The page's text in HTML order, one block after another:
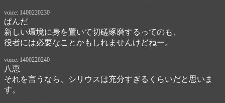
voice: 1400220230
ぱんだ
新しい環境に身を置いて切磋琢磨するってのも、
役者には必要なことかもしれませんけどねー。
voice: 1400220240
八恵
それを言うなら、シリウスは充分すぎるくらいだと思いま
す。